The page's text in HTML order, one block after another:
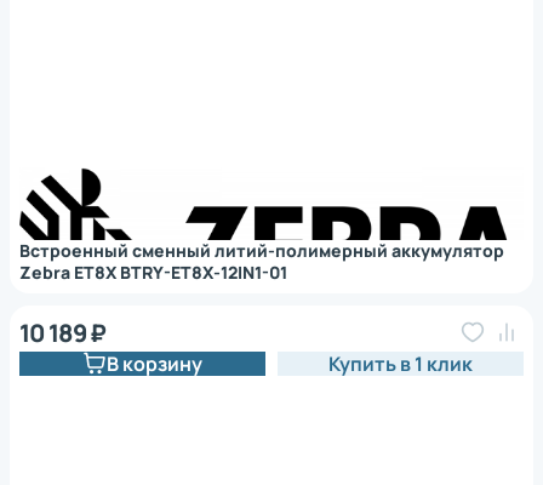
Встроенный сменный литий-полимерный аккумулятор
Zebra ET8X BTRY-ET8X-12IN1-01
10 189 ₽
В корзину Купить в 1 клик